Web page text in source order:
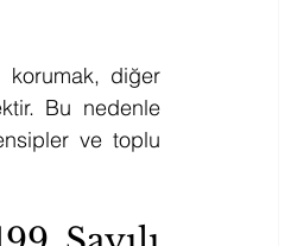
korumak, diğer
ve toplu